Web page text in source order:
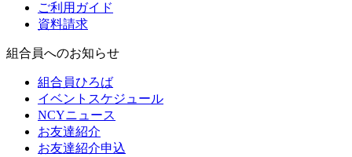
ご利用ガイド
資料請求
組合員へのお知らせ
組合員ひろば
イベントスケジュール
NCYニュース
お友達紹介
お友達紹介申込